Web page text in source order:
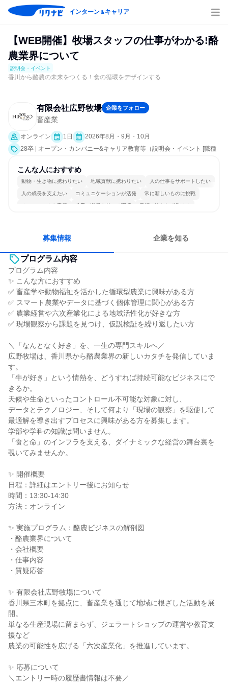
インターン＆キャリア
【WEB開催】牧場スタッフの仕事がわかる!酪
農業界について
説明会・イベント
香川から酪農の未来をつくる！食の循環をデザインする
有限会社広野牧場 企業をフォロー
畜産業
オンライン 1日
2026年8月・9月・10月
28卒 | オープン・カンパニー&キャリア教育等（説明会・イベント [職種
こんな人におすすめ
動物・生き物に携わりたい 地域貢献に携わりたい 人の仕事をサポートしたい
人の成長を支えたい コミュニケーションが活発 常に新しいものに挑戦
チームワークを重視 若手が裁量を持てる環境 目標に追われず働ける
募集情報 企業を知る
プログラム内容
プログラム内容
✨ こんな方におすすめ
✅ 畜産学や動物福祉を活かした循環型農業に興味がある方
✅ スマート農業やデータに基づく個体管理に関心がある方
✅ 農業経営や六次産業化による地域活性化が好きな方
✅ 現場観察から課題を見つけ、仮説検証を繰り返したい方
＼「なんとなく好き」を、一生の専門スキルへ／
広野牧場は、香川県から酪農業界の新しいカタチを発信していま
す。
「牛が好き」という情熱を、どうすれば持続可能なビジネスにで
きるか。
天候や生命といったコントロール不可能な対象に対し、
データとテクノロジー、そして何より「現場の観察」を駆使して
最適解を導き出すプロセスに興味がある方を募集します。
学部や学科の知識は問いません。
「食と命」のインフラを支える、ダイナミックな経営の舞台裏を
覗いてみませんか。
✨ 開催概要
日程：詳細はエントリー後にお知らせ
時間：13:30-14:30
方法：オンライン
✨ 実施プログラム：酪農ビジネスの解剖図
・酪農業界について
・会社概要
・仕事内容
・質疑応答
✨ 有限会社広野牧場について
香川県三木町を拠点に、畜産業を通じて地域に根ざした活動を展
開。
単なる生産現場に留まらず、ジェラートショップの運営や教育支
援など
農業の可能性を広げる「六次産業化」を推進しています。
✨ 応募について
＼エントリー時の履歴書情報は不要／